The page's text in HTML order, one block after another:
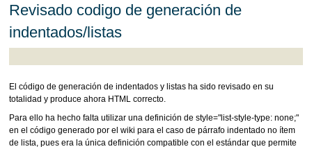
Revisado codigo de generación de
indentados/listas
El código de generación de indentados y listas ha sido revisado en su
totalidad y produce ahora HTML correcto.
Para ello ha hecho falta utilizar una definición de style="list-style-type: none;"
en el código generado por el wiki para el caso de párrafo indentado no ítem
de lista, pues era la única definición compatible con el estándar que permite